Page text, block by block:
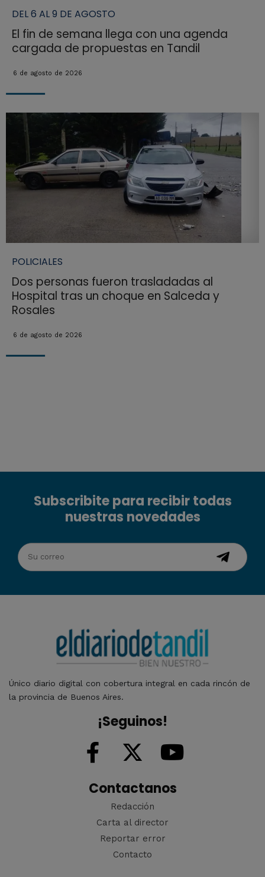
DEL 6 AL 9 DE AGOSTO
El fin de semana llega con una agenda
cargada de propuestas en Tandil
6 de agosto de 2026
POLICIALES
Dos personas fueron trasladadas al
Hospital tras un choque en Salceda y
Rosales
6 de agosto de 2026
Subscribite para recibir todas
nuestras novedades
Único diario digital con cobertura integral en cada rincón de
la provincia de Buenos Aires.
¡Seguinos!
Contactanos
Redacción
Carta al director
Reportar error
Contacto